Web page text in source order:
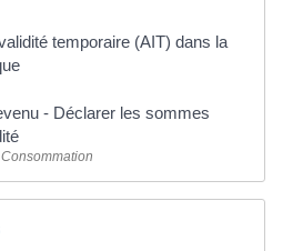
temporaire (AIT) dans la
- Déclarer les sommes